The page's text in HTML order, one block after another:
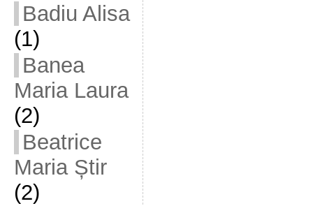
Badiu Alisa
(1)
Banea
Maria Laura
(2)
Beatrice
Maria Știr
(2)